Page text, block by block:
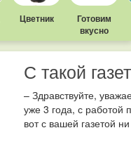
Цветник
Готовим
вкусно
С такой
– Здравствуйте,
уже 3 года, с работой
вот с вашей газетой